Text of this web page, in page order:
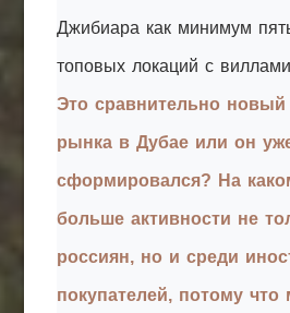
Джибиара как минимум
топовых локаций с
Это сравнительно новый
рынка в Дубае или он
сформировался? На
больше активности не
россиян, но и среди
покупателей, потому что